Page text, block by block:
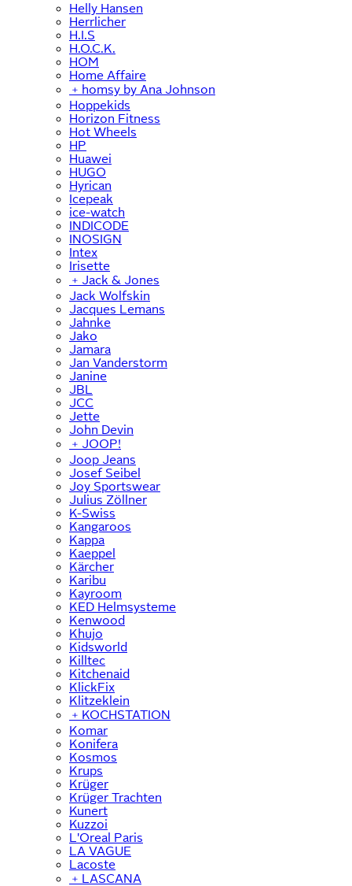
Helly Hansen
Herrlicher
H.I.S
H.O.C.K.
HOM
Home Affaire
﹢ homsy by Ana Johnson
Hoppekids
Horizon Fitness
Hot Wheels
HP
Huawei
HUGO
Hyrican
Icepeak
ice-watch
INDICODE
INOSIGN
Intex
Irisette
﹢ Jack & Jones
Jack Wolfskin
Jacques Lemans
Jahnke
Jako
Jamara
Jan Vanderstorm
Janine
JBL
JCC
Jette
John Devin
﹢ JOOP!
Joop Jeans
Josef Seibel
Joy Sportswear
Julius Zöllner
K-Swiss
Kangaroos
Kappa
Kaeppel
Kärcher
Karibu
Kayroom
KED Helmsysteme
Kenwood
Khujo
Kidsworld
Killtec
Kitchenaid
KlickFix
Klitzeklein
﹢ KOCHSTATION
Komar
Konifera
Kosmos
Krups
Krüger
Krüger Trachten
Kunert
Kuzzoi
L'Oreal Paris
LA VAGUE
Lacoste
﹢ LASCANA